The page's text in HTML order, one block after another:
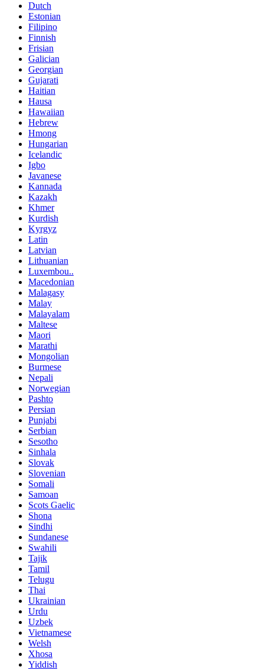
Dutch
Estonian
Filipino
Finnish
Frisian
Galician
Georgian
Gujarati
Haitian
Hausa
Hawaiian
Hebrew
Hmong
Hungarian
Icelandic
Igbo
Javanese
Kannada
Kazakh
Khmer
Kurdish
Kyrgyz
Latin
Latvian
Lithuanian
Luxembou..
Macedonian
Malagasy
Malay
Malayalam
Maltese
Maori
Marathi
Mongolian
Burmese
Nepali
Norwegian
Pashto
Persian
Punjabi
Serbian
Sesotho
Sinhala
Slovak
Slovenian
Somali
Samoan
Scots Gaelic
Shona
Sindhi
Sundanese
Swahili
Tajik
Tamil
Telugu
Thai
Ukrainian
Urdu
Uzbek
Vietnamese
Welsh
Xhosa
Yiddish